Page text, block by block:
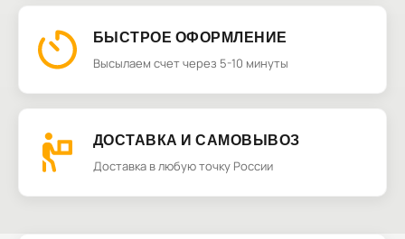
БЫСТРОЕ ОФОРМЛЕНИЕ
Высылаем счет через 5-10 минуты
ДОСТАВКА И САМОВЫВОЗ
Доставка в любую точку России